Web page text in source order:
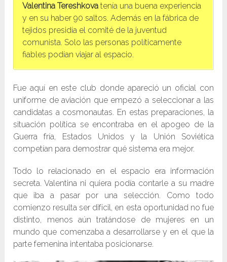
Valentina Tereshkova tenía una buena experiencia
y en su haber 90 saltos. Además en la fábrica de
tejidos presidía el comité de la juventud
comunista. Solo las personas políticamente
fiables podían viajar al espacio.
Fue aquí en este club donde apareció un oficial con
uniforme de aviación que empezó a seleccionar a las
candidatas a cosmonautas. En estas preparaciones, la
situación política se encontraba en el apogeo de la
Guerra fría, Estados Unidos y la Unión Soviética
competían para demostrar qué sistema era mejor.
Todo lo relacionado en el espacio era información
secreta. Valentina ni quiera podía contarle a su madre
que iba a pasar por una selección. Como todo
comienzo resulta ser difícil, en esta oportunidad no fue
distinto, menos aún tratándose de mujeres en un
mundo que comenzaba a desarrollarse y en el que la
parte femenina intentaba posicionarse.